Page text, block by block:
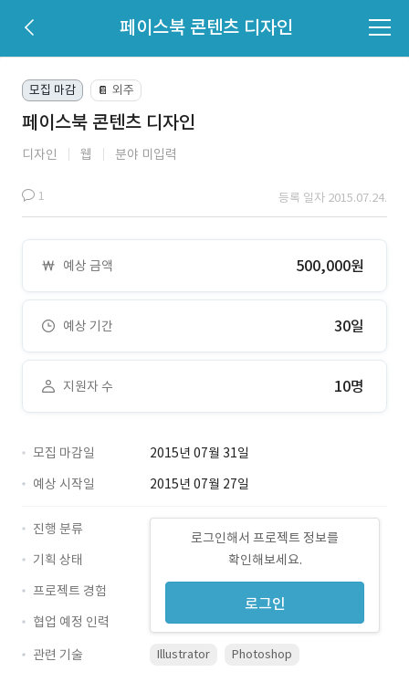
페이스북 콘텐츠 디자인
모집 마감 📔 외주
페이스북 콘텐츠 디자인
디자인 웹 분야 미입력
1 등록 일자 2015.07.24.
예상 금액 500,000원
예상 기간 30일
지원자 수 10명
모집 마감일
2015년 07월 31일
예상 시작일
2015년 07월 27일
로그인해서 프로젝트 정보를
확인해보세요.
로그인
진행 분류
기획 상태
프로젝트 경험
협업 예정 인력
관련 기술
Illustrator Photoshop